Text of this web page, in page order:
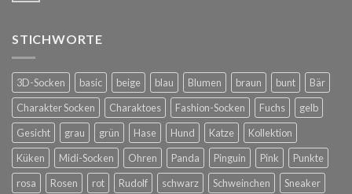
STICHWORTE
3D-Socken basic beige blau Blumen braun bunt
Bär
Charakter Socken
Charaktoes Fashion-Socken Fuchs
gelb
Gesicht
grau grün Hase Hund Katze
Kollektion
Küken
Midi-Socken Ohren Panda Pinguin Pink
Punkte
rosa
Rosen rot Rudolf schwarz Schweinchen
Sneaker